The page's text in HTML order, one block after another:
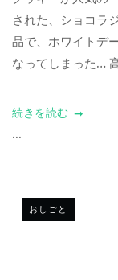
された、ショコラ
品で、ホワイトデ
なってしまった…
続きを読む
...
おしごと